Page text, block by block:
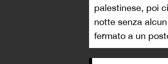
palestinese, poi
notte senza
fermato a un